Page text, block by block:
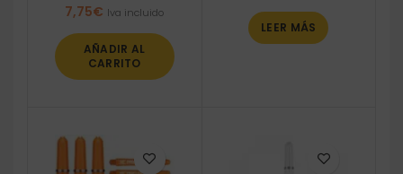
7,75€ Iva incluido
AÑADIR AL
CARRITO
LEER MÁS